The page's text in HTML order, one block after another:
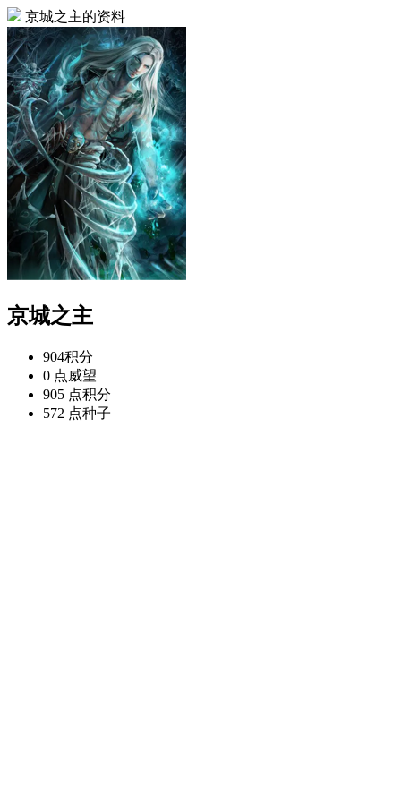
京城之主的资料
京城之主
904积分
0 点威望
905 点积分
572 点种子